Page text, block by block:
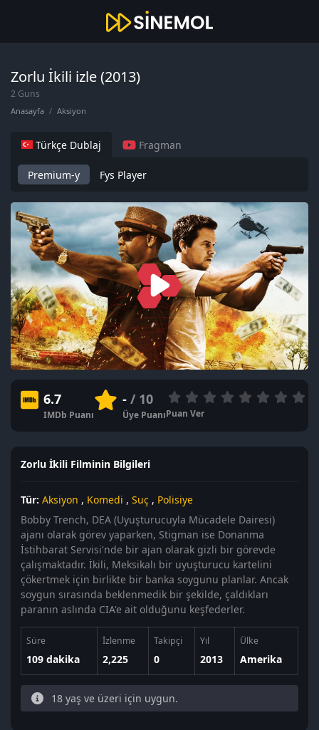
Zorlu İkili izle (2013)
2 Guns
Anasayfa Aksiyon
Türkçe Dublaj Fragman
Premium-y Fys Player
6.7
IMDb Puanı
-/ 10
Üye PuanıPuan Ver
Zorlu İkili Filminin Bilgileri
Tür: Aksiyon , Komedi , Suç , Polisiye
Bobby Trench, DEA (Uyuşturucuyla Mücadele Dairesi)
ajanı olarak görev yaparken, Stigman ise Donanma
İstihbarat Servisi'nde bir ajan olarak gizli bir görevde
çalışmaktadır. İkili, Meksikalı bir uyuşturucu kartelini
çökertmek için birlikte bir banka soygunu planlar. Ancak
soygun sırasında beklenmedik bir şekilde, çaldıkları
paranın aslında CIA'e ait olduğunu keşfederler.
Süre
109 dakika
İzlenme
2,225
Takipçi
0
Yıl
2013
Ülke
Amerika
18 yaş ve üzeri için uygun.